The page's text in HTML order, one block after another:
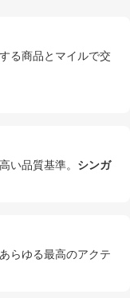
る商品とマイルで交
い品質基準。 シンガ
らゆる最高のアクテ